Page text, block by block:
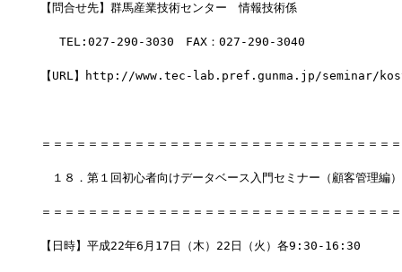
【問合せ先】群馬産業技術センター　情報技術係
TEL:027-290-3030　FAX：027-290-3040
【URL】http://www.tec-lab.pref.gunma.jp/seminar/
＝＝＝＝＝＝＝＝＝＝＝＝＝＝＝＝＝＝＝＝＝＝＝＝＝＝＝＝＝＝
１８．第１回初心者向けデータベース入門セミナー（顧客管理編）
＝＝＝＝＝＝＝＝＝＝＝＝＝＝＝＝＝＝＝＝＝＝＝＝＝＝＝＝＝＝
【日時】平成22年6月17日（木）22日（火）各9:30-16:30